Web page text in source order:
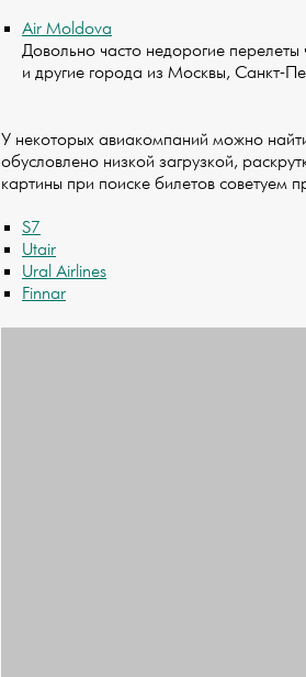
Air Moldova
Довольно часто недорогие
и другие города из Москвы, Санкт-
У некоторых авиакомпаний можно
обусловлено низкой загрузкой,
картины при поиске билетов советуем
S7
Utair
Ural Airlines
Finnar